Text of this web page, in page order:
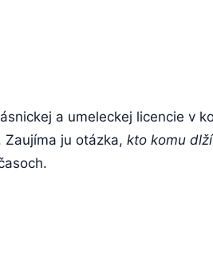
a umeleckej licencie v
ju otázka, kto komu